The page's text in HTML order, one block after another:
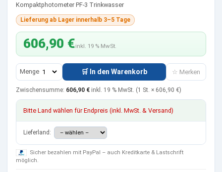
Kompaktphotometer PF-3 Trinkwasser
Lieferung ab Lager innerhalb 3–5 Tage
606,90 €inkl. 19 % MwSt.
Menge 🛒 In den Warenkorb ☆ Merken
Zwischensumme: 606,90 € inkl. 19 % MwSt. (1 St. × 606,90 €)
Bitte Land wählen für Endpreis (inkl. MwSt. & Versand)
Lieferland:
Sicher bezahlen mit PayPal – auch Kreditkarte & Lastschrift
möglich.